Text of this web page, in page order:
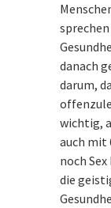
danach
darum,
wichtig,
auch mit
noch
die